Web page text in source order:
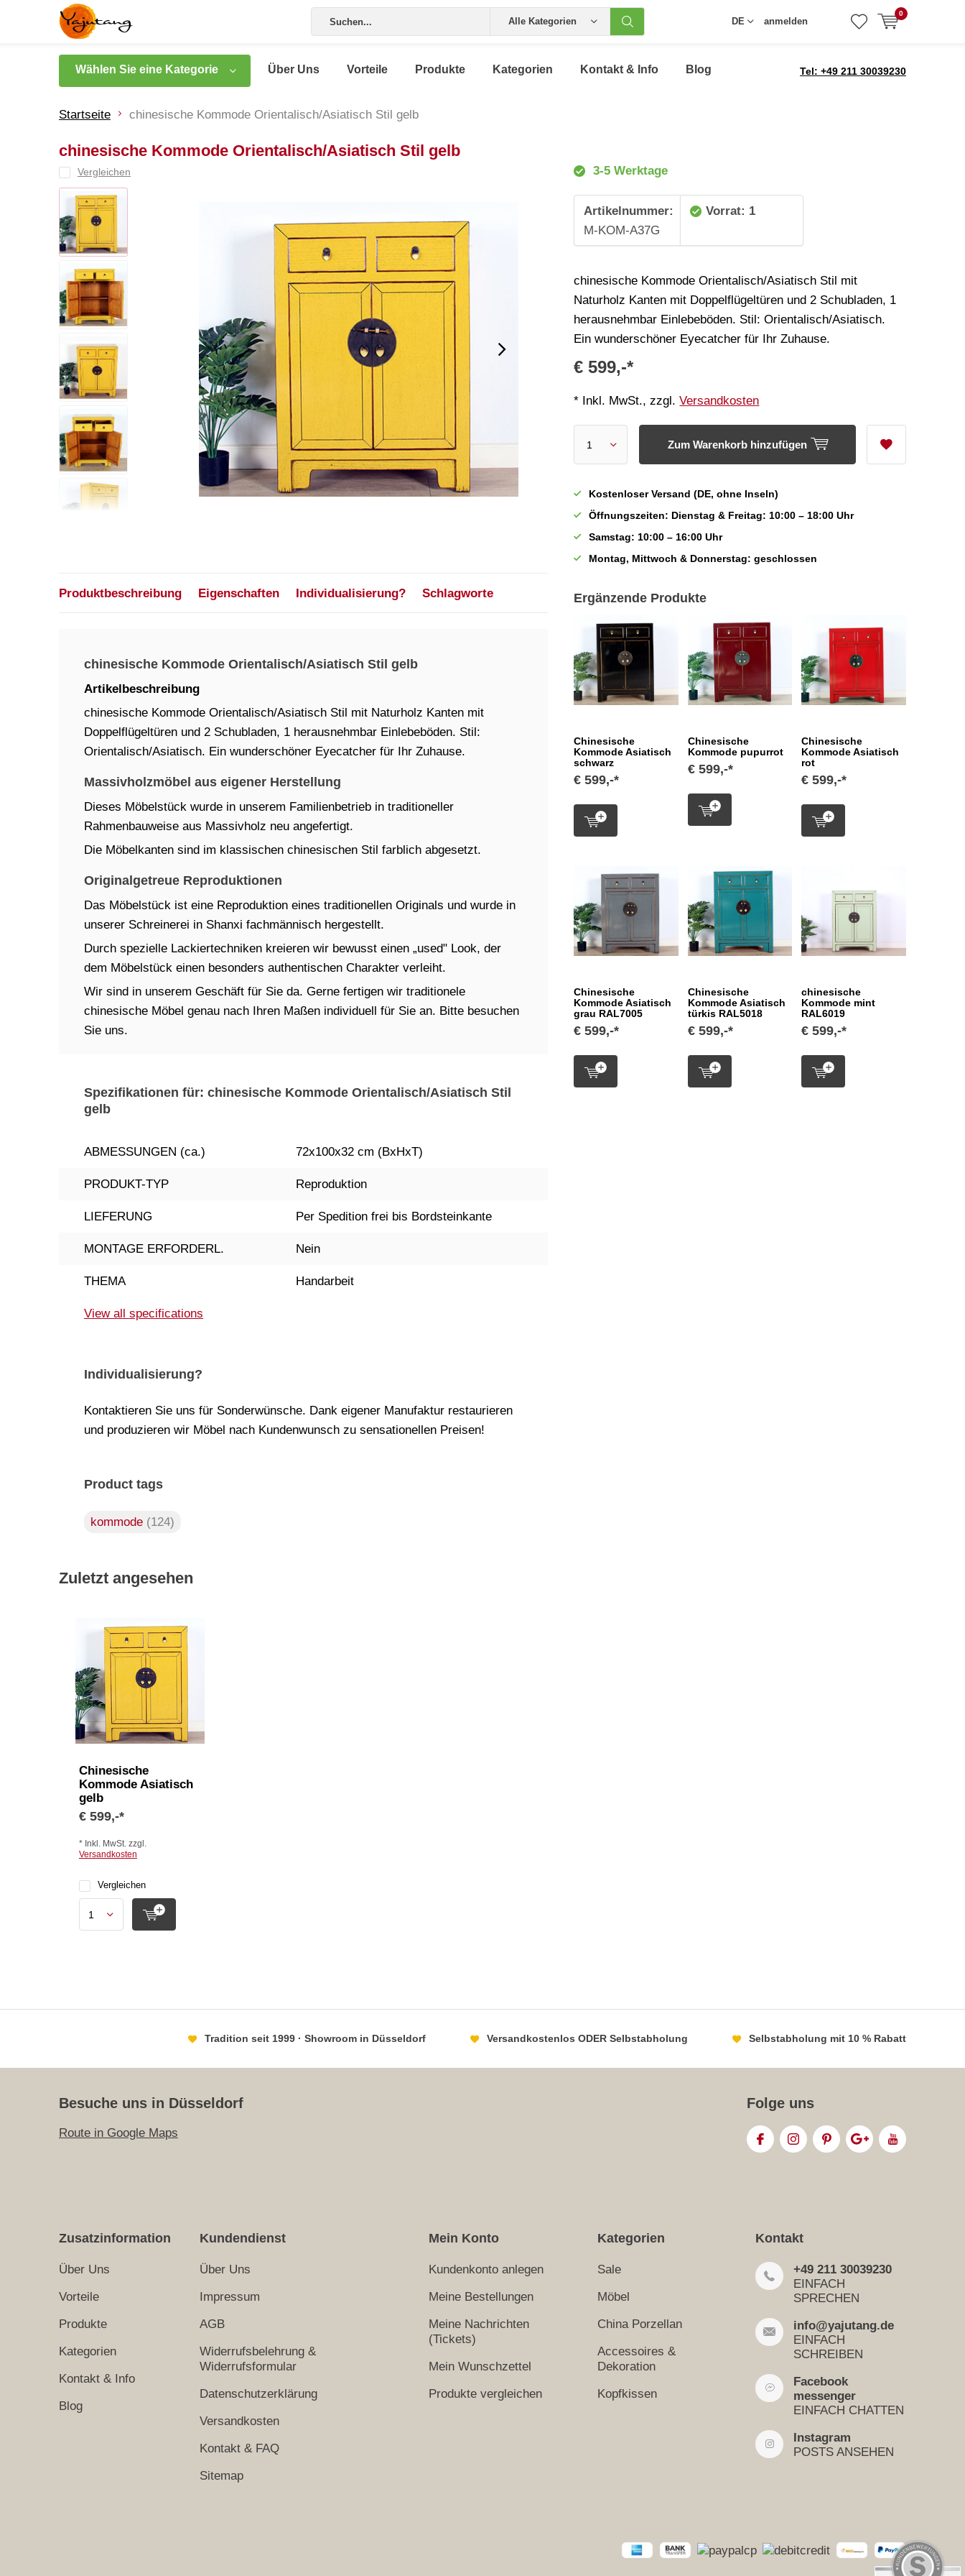
Alle Kategorien DE anmelden
0
Wählen Sie eine Kategorie Über Uns Vorteile Produkte Kategorien Kontakt & Info Blog Tel: +49 211 30039230
Startseite chinesische Kommode Orientalisch/Asiatisch Stil gelb
chinesische Kommode Orientalisch/Asiatisch Stil gelb
Vergleichen 3-5 Werktage
Artikelnummer:
M-KOM-A37G
Vorrat: 1
chinesische Kommode Orientalisch/Asiatisch Stil mit
Naturholz Kanten mit Doppelflügeltüren und 2 Schubladen, 1
herausnehmbar Einlebeböden. Stil: Orientalisch/Asiatisch.
Ein wunderschöner Eyecatcher für Ihr Zuhause.
€ 599,-*
* Inkl. MwSt., zzgl.Versandkosten
Zum Warenkorb hinzufügen
Kostenloser Versand (DE, ohne Inseln)
Öffnungszeiten: Dienstag & Freitag: 10:00 – 18:00 Uhr
Samstag: 10:00 – 16:00 Uhr
Montag, Mittwoch & Donnerstag: geschlossen
Produktbeschreibung Eigenschaften Individualisierung? Schlagworte
chinesische Kommode Orientalisch/Asiatisch Stil gelb
Artikelbeschreibung
chinesische Kommode Orientalisch/Asiatisch Stil mit Naturholz Kanten mit
Doppelflügeltüren und 2 Schubladen, 1 herausnehmbar Einlebeböden. Stil:
Orientalisch/Asiatisch. Ein wunderschöner Eyecatcher für Ihr Zuhause.
Massivholzmöbel aus eigener Herstellung
Dieses Möbelstück wurde in unserem Familienbetrieb in traditioneller
Rahmenbauweise aus Massivholz neu angefertigt.
Die Möbelkanten sind im klassischen chinesischen Stil farblich abgesetzt.
Originalgetreue Reproduktionen
Das Möbelstück ist eine Reproduktion eines traditionellen Originals und wurde in
unserer Schreinerei in Shanxi fachmännisch hergestellt.
Durch spezielle Lackiertechniken kreieren wir bewusst einen „used" Look, der
dem Möbelstück einen besonders authentischen Charakter verleiht.
Wir sind in unserem Geschäft für Sie da. Gerne fertigen wir traditionele
chinesische Möbel genau nach Ihren Maßen individuell für Sie an. Bitte besuchen
Sie uns.
Spezifikationen für: chinesische Kommode Orientalisch/Asiatisch Stil
gelb
ABMESSUNGEN (ca.) 72x100x32 cm (BxHxT)
PRODUKT-TYP Reproduktion
LIEFERUNG Per Spedition frei bis Bordsteinkante
MONTAGE ERFORDERL. Nein
THEMA Handarbeit
View all specifications
Individualisierung?
Kontaktieren Sie uns für Sonderwünsche. Dank eigener Manufaktur restaurieren
und produzieren wir Möbel nach Kundenwunsch zu sensationellen Preisen!
Product tags
kommode (124)
Ergänzende Produkte
Chinesische
Kommode Asiatisch
schwarz
€ 599,-*
Chinesische
Kommode pupurrot
€ 599,-*
Chinesische
Kommode Asiatisch
rot
€ 599,-*
Chinesische
Kommode Asiatisch
grau RAL7005
€ 599,-*
Chinesische
Kommode Asiatisch
türkis RAL5018
€ 599,-*
chinesische
Kommode mint
RAL6019
€ 599,-*
Zuletzt angesehen
Chinesische
Kommode Asiatisch
gelb
€ 599,-*
* Inkl. MwSt. zzgl.
Versandkosten
Vergleichen
Tradition seit 1999 · Showroom in Düsseldorf Versandkostenlos ODER Selbstabholung Selbstabholung mit 10 % Rabatt
Besuche uns in Düsseldorf
Route in Google Maps
Folge uns
Zusatzinformation
Über Uns
Vorteile
Produkte
Kategorien
Kontakt & Info
Blog
Kundendienst
Über Uns
Impressum
AGB
Widerrufsbelehrung &
Widerrufsformular
Datenschutzerklärung
Versandkosten
Kontakt & FAQ
Sitemap
Mein Konto
Kundenkonto anlegen
Meine Bestellungen
Meine Nachrichten
(Tickets)
Mein Wunschzettel
Produkte vergleichen
Kategorien
Sale
Möbel
China Porzellan
Accessoires &
Dekoration
Kopfkissen
Kontakt
+49 211 30039230
EINFACH
SPRECHEN
info@yajutang.de
EINFACH
SCHREIBEN
Facebook
messenger
EINFACH CHATTEN
Instagram
POSTS ANSEHEN